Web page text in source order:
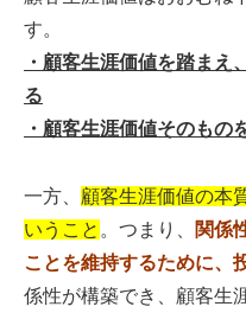
す。
・顧客生涯価値を踏まえ
る
・顧客生涯価値そのもの
一方、 顧客生涯価値の本
いうこと 。つまり、
関係
ことを維持するために、
係性が構築でき、顧客生